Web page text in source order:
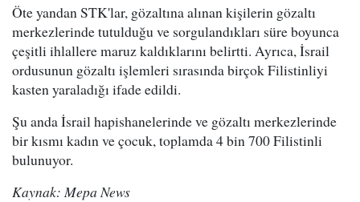
Öte yandan STK'lar, gözaltına alınan kişilerin gözaltı
merkezlerinde tutulduğu ve sorgulandıkları süre boyunca
çeşitli ihlallere maruz kaldıklarını belirtti. Ayrıca, İsrail
ordusunun gözaltı işlemleri sırasında birçok Filistinliyi
kasten yaraladığı ifade edildi.
Şu anda İsrail hapishanelerinde ve gözaltı merkezlerinde
bir kısmı kadın ve çocuk, toplamda 4 bin 700 Filistinli
bulunuyor.
Kaynak: Mepa News